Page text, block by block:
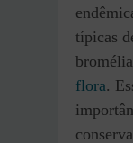
típicas
flora.